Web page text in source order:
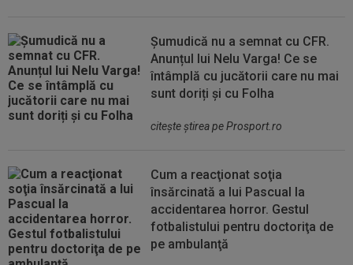
Șumudică nu a semnat cu CFR.
Anunțul lui Nelu Varga! Ce se
întâmplă cu jucătorii care nu mai
sunt doriți și cu Folha
citeşte ştirea pe Prosport.ro
Cum a reacţionat soţia
însărcinată a lui Pascual la
accidentarea horror. Gestul
fotbalistului pentru doctoriţa de
pe ambulanţă